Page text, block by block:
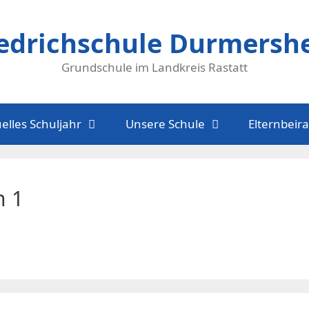
Grundschule im Landkreis Rastatt
Schuljahr Unsere Schule
1